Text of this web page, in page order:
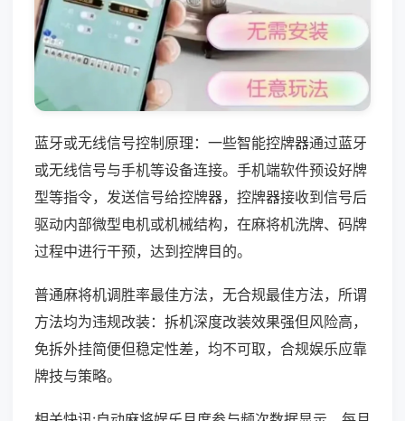
蓝牙或无线信号控制原理：一些智能控牌器通过蓝牙
或无线信号与手机等设备连接。手机端软件预设好牌
型等指令，发送信号给控牌器，控牌器接收到信号后
驱动内部微型电机或机械结构，在麻将机洗牌、码牌
过程中进行干预，达到控牌目的。
普通麻将机调胜率最佳方法，无合规最佳方法，所谓
方法均为违规改装：拆机深度改装效果强但风险高，
免拆外挂简便但稳定性差，均不可取，合规娱乐应靠
牌技与策略。